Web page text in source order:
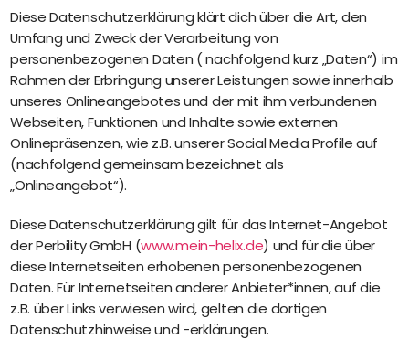
Mitarbeitende
entwickeln
Feedback
geben
Prozesse
digitalisieren
Lösungen
High
Volume
Recruiting
Pre-
und
Onboarding
Diese Datenschutzerklärung klärt dich über die Art, den
Umfang und Zweck der Verarbeitung von
personenbezogenen Daten ( nachfolgend kurz „Daten“) im
Rahmen der Erbringung unserer Leistungen sowie innerhalb
unseres Onlineangebotes und der mit ihm verbundenen
Webseiten, Funktionen und Inhalte sowie externen
Onlinepräsenzen, wie z.B. unserer Social Media Profile auf
(nachfolgend gemeinsam bezeichnet als
„Onlineangebot“).
Diese Datenschutzerklärung gilt für das Internet-Angebot
der Perbility GmbH (www.mein-helix.de) und für die über
diese Internetseiten erhobenen personenbezogenen
Daten. Für Internetseiten anderer Anbieter*innen, auf die
z.B. über Links verwiesen wird, gelten die dortigen
Datenschutzhinweise und -erklärungen.